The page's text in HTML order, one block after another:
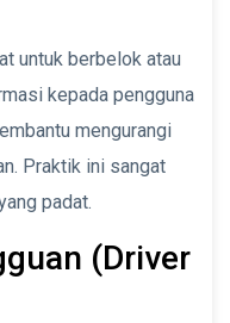
untuk berbelok atau
kepada pengguna
mengurangi
Praktik ini sangat
padat.
(Driver